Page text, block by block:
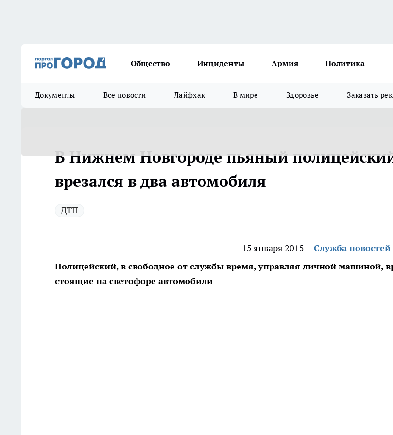
Общество Инциденты Армия Политика
Документы Все новости Лайфхак В мире Здоровье Заказать
В Нижнем Новгороде пьяный
врезался в два автомобиля
ДТП
15 января 2015
Служба
Полицейский, в свободное от службы время, управляя личной машиной,
стоящие на светофоре автомобили